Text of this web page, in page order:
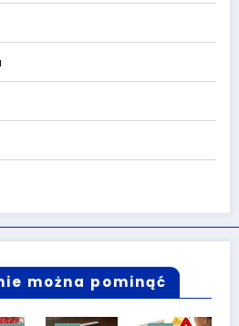
można pominąć